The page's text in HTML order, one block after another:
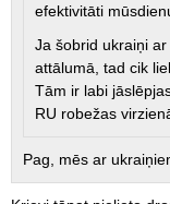
efektivitāti
Ja šobrid ukraiņi
attālumā, tad cik
Tām ir labi
RU robežas
Pag, mēs ar